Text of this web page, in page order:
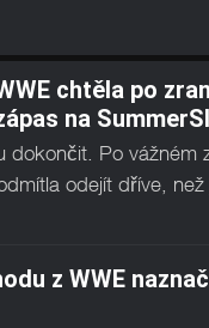
chtěla po
na
Po vážném
odejít dříve,
z WWE